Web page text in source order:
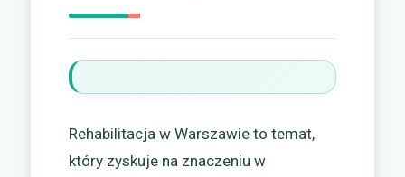
Rehabilitacja w Warszawie to temat,
który zyskuje na znaczeniu w